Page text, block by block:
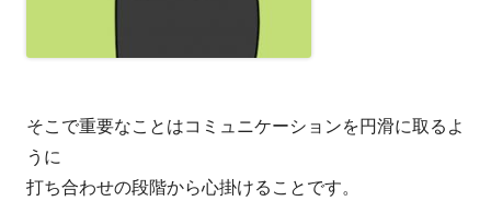
そこで重要なことはコミュニケーションを円滑に取るよ
うに
打ち合わせの段階から心掛けることです。